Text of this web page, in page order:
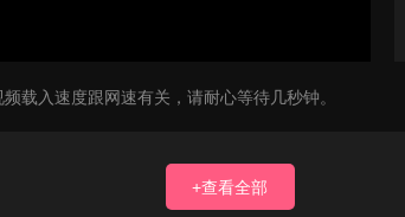
频载入速度跟网速有关，请耐心等待几秒钟。
+查看全部